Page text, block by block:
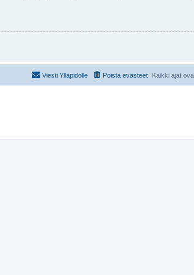
Kaikki ajat
Poista evästeet
Viesti Ylläpidolle